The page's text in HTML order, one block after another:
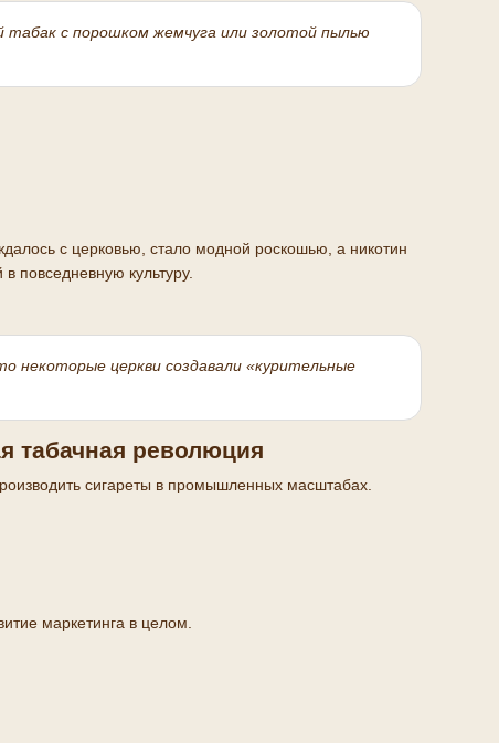
с порошком жемчуга или золотой пылью
с церковью, стало модной роскошью, а никотин
повседневную культуру.
некоторые церкви создавали «курительные
табачная революция
сигареты в промышленных масштабах.
маркетинга в целом.